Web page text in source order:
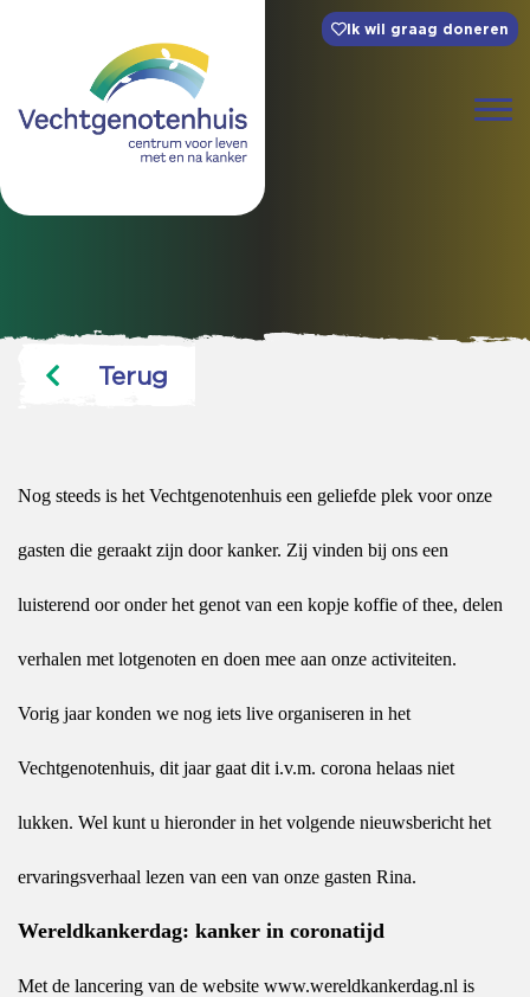
Ik wil graag doneren
Terug
Nog steeds is het Vechtgenotenhuis een geliefde plek voor onze
gasten die geraakt zijn door kanker. Zij vinden bij ons een
luisterend oor onder het genot van een kopje koffie of thee, delen
verhalen met lotgenoten en doen mee aan onze activiteiten.
Vorig jaar konden we nog iets live organiseren in het
Vechtgenotenhuis, dit jaar gaat dit i.v.m. corona helaas niet
lukken. Wel kunt u hieronder in het volgende nieuwsbericht het
ervaringsverhaal lezen van een van onze gasten Rina.
Wereldkankerdag: kanker in coronatijd
Met de lancering van de website www.wereldkankerdag.nl is